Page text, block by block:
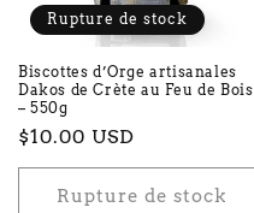
Rupture de stock
Biscottes d’Orge artisanales
Dakos de Crète au Feu de Bois
– 550g
Prix
habituel
$10.00 USD
Rupture de stock